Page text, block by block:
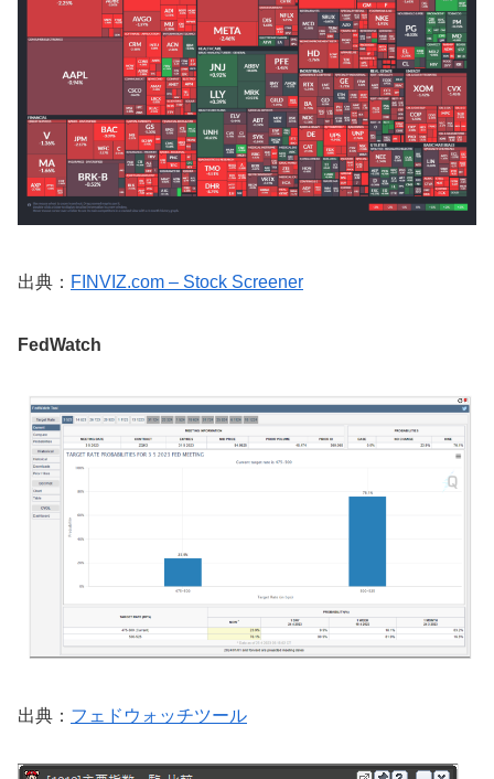
出典： FINVIZ.com – Stock Screener
FedWatch
出典： フェドウォッチツール